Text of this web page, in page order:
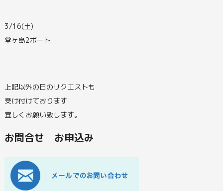
3/16(土)
堂ヶ島2ボート
上記以外の日のリクエストも
受け付けております
宜しくお願い致します。
お問合せ お申込み